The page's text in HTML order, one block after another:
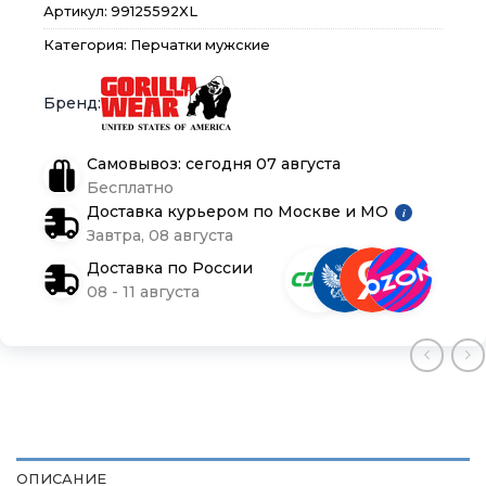
Артикул: 99125592XL
Категория: Перчатки мужские
Самовывоз: сегодня 07 августа
Бесплатно
Доставка курьером по Москве и МО
i
Завтра, 08 августа
Доставка по России
08 - 11 августа
ОПИСАНИЕ
Магазины
Доставка и оплата
Блог
Магазины
Доставка и оплата
Блог
Магазины
Доставка и оплата
Блог